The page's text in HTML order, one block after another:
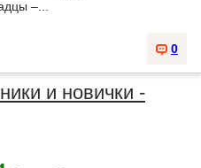
–...
0
и новички -